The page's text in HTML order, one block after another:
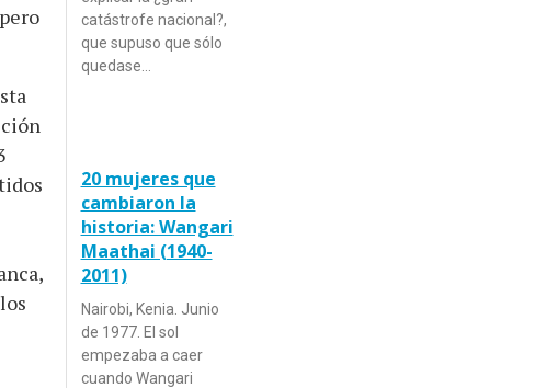
catástrofe nacional?,
que supuso que sólo
quedase…
20 mujeres que
cambiaron la
historia: Wangari
Maathai (1940-
2011)
Nairobi, Kenia. Junio
de 1977. El sol
empezaba a caer
cuando Wangari